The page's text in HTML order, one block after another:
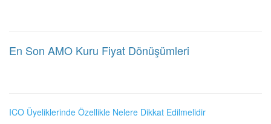
En Son AMO Kuru Fiyat Dönüşümleri
ICO Üyeliklerinde Özellikle Nelere Dikkat Edilmelidir